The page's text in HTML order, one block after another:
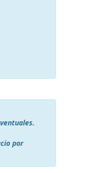
por